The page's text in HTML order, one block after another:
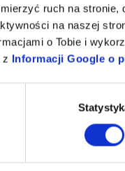
ruch na stronie,
na naszej
o Tobie i
z Informacji Google o
Okapy nawiewno-
dwóch lub więcej
Okapy wyposażone są w
Łapacze tłuszczu,
Okapy nie są
Okap należy podłączyć
dodatkowe
łapacze tłuszczu